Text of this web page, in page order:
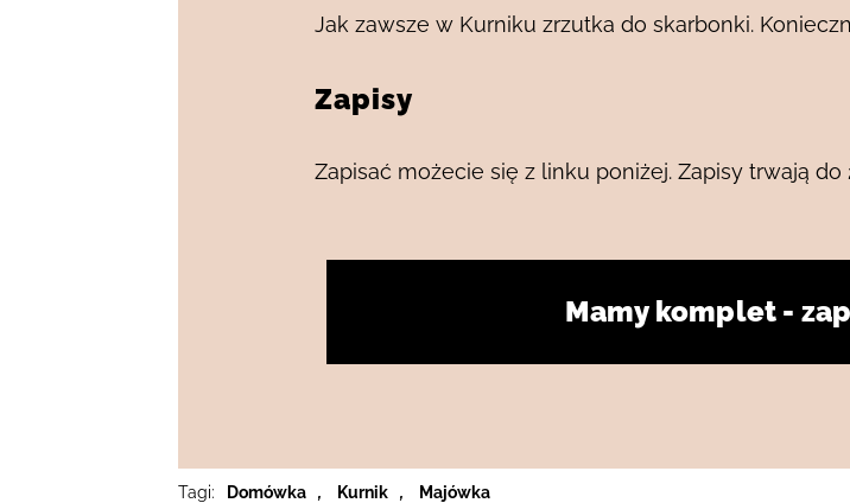
Jak zawsze w Kurniku zrzutka do skarbonki.
Zapisy
Zapisać możecie się z linku poniżej. Zapisy trwają
Mamy komplet -
Tagi: Domówka , Kurnik , Majówka